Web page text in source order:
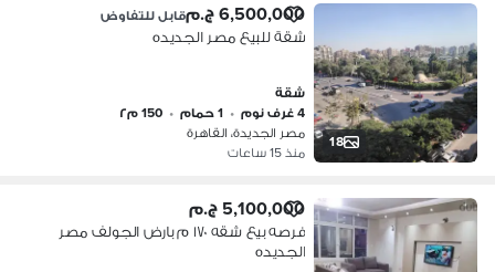
18
6,500,000 ج.م قابل للتفاوض
شقة للبيع مصر الجديده
شقة
4 غرف نوم
• 1 حمام • 150 م٢
مصر الجديدة، القاهرة
منذ 15 ساعات
5,100,000 ج.م
فرصه بيع شقه ١٧٠ م بارض الجولف مصر
الجديده